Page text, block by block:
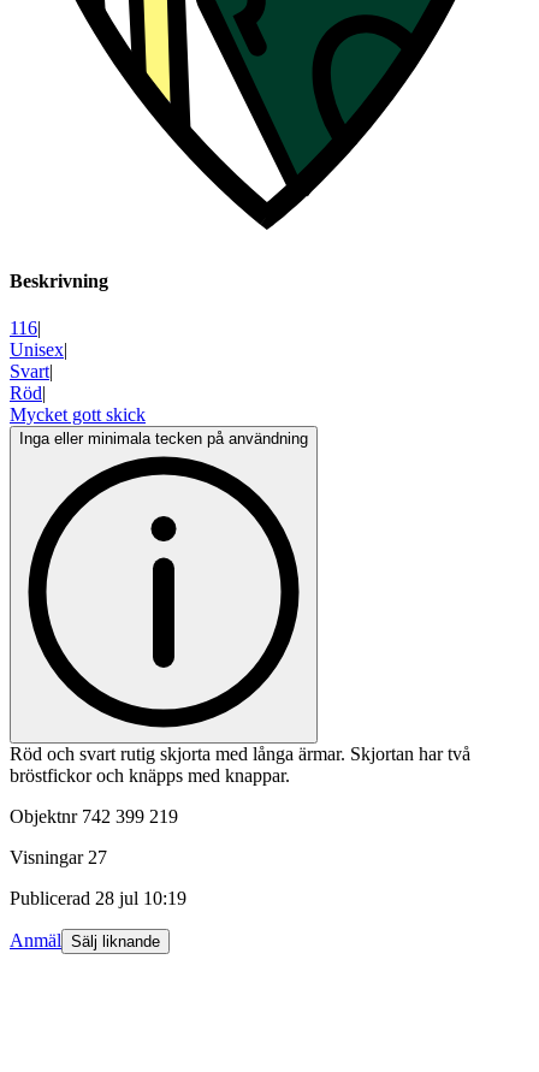
Beskrivning
116|
Unisex|
Svart|
Röd|
Mycket gott skick
Inga eller minimala tecken på användning
Röd och svart rutig skjorta med långa ärmar. Skjortan har två
bröstfickor och knäpps med knappar.
Objektnr 742 399 219
Visningar 27
Publicerad 28 jul 10:19
Anmäl Sälj liknande